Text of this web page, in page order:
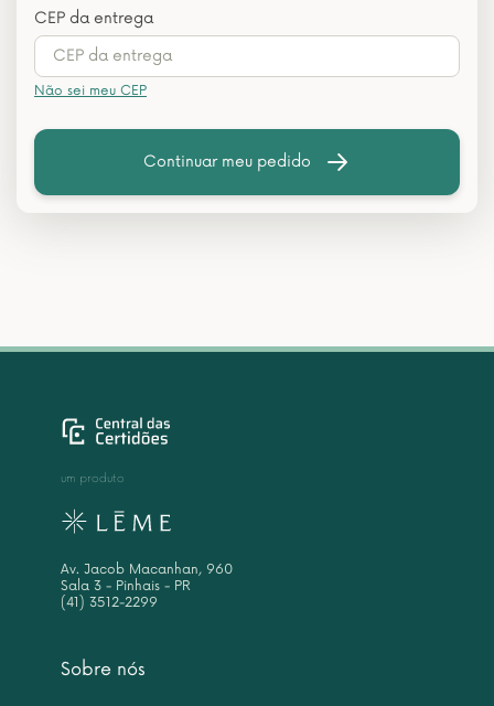
CEP da entrega
Não sei meu CEP
Continuar meu pedido
Sobre nós
um produto
Av. Jacob Macanhan, 960
Sala 3 - Pinhais - PR
(41) 3512-2299